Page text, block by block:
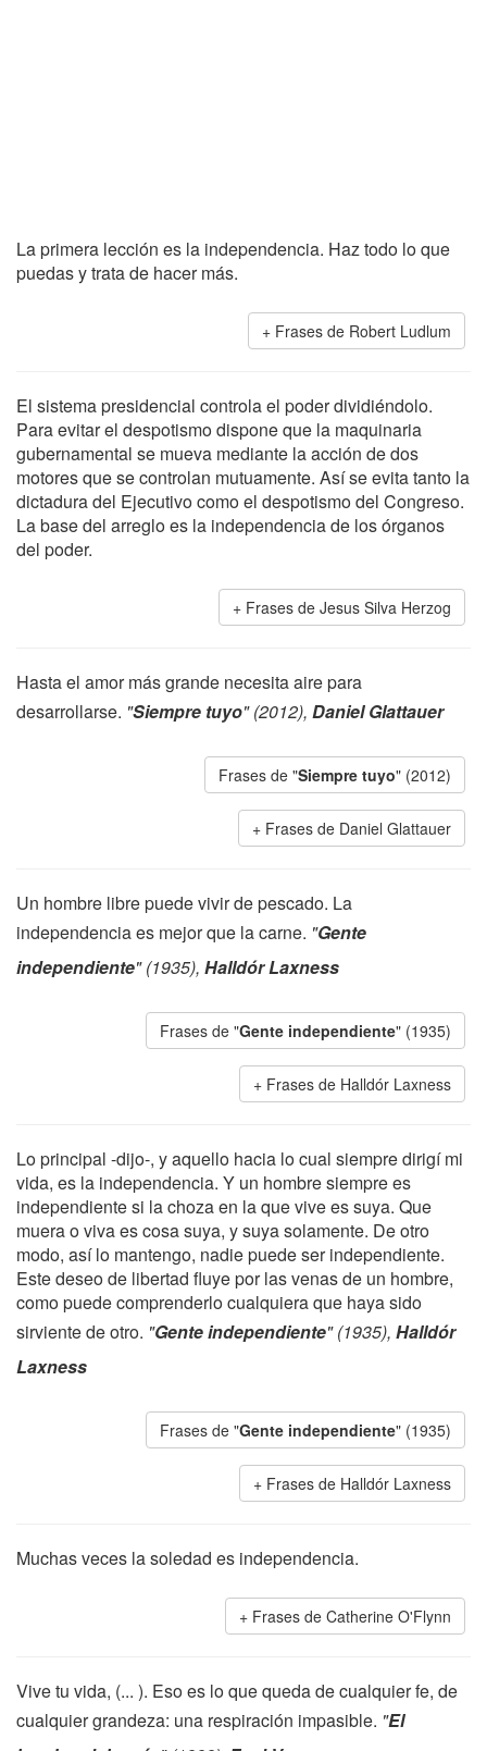
La primera lección es la independencia. Haz todo lo que
puedas y trata de hacer más.
Frases de Robert Ludlum
El sistema presidencial controla el poder dividiéndolo.
Para evitar el despotismo dispone que la maquinaria
gubernamental se mueva mediante la acción de dos
motores que se controlan mutuamente. Así se evita tanto la
dictadura del Ejecutivo como el despotismo del Congreso.
La base del arreglo es la independencia de los órganos
del poder.
Frases de Jesus Silva Herzog
Hasta el amor más grande necesita aire para
desarrollarse. "Siempre tuyo" (2012), Daniel Glattauer
Frases de "Siempre tuyo" (2012)
Frases de Daniel Glattauer
Un hombre libre puede vivir de pescado. La
independencia es mejor que la carne. "Gente
independiente" (1935), Halldór Laxness
Frases de "Gente independiente" (1935)
Frases de Halldór Laxness
Lo principal -dijo-, y aquello hacia lo cual siempre dirigí mi
vida, es la independencia. Y un hombre siempre es
independiente si la choza en la que vive es suya. Que
muera o viva es cosa suya, y suya solamente. De otro
modo, así lo mantengo, nadie puede ser independiente.
Este deseo de libertad fluye por las venas de un hombre,
como puede comprenderlo cualquiera que haya sido
sirviente de otro. "Gente independiente" (1935), Halldór
Laxness
Frases de "Gente independiente" (1935)
Frases de Halldór Laxness
Muchas veces la soledad es independencia.
Frases de Catherine O'Flynn
Vive tu vida, (... ). Eso es lo que queda de cualquier fe, de
cualquier grandeza: una respiración impasible. "El